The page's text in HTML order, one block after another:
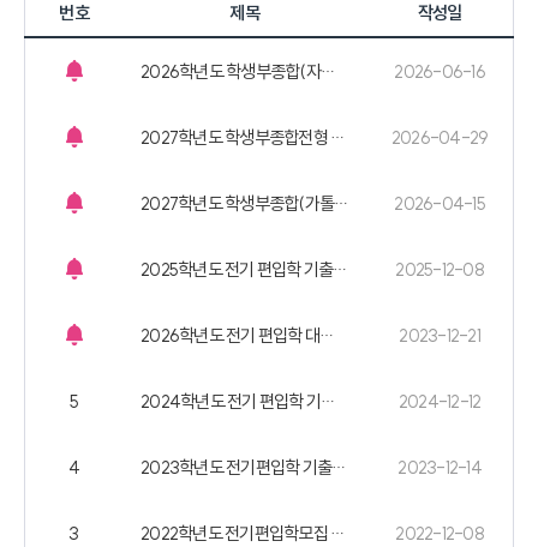
번호 제목 작성일
2026학년도 학생부종합(자기추천전형) 비대면 면접 기출 문항 2026-06-16
2027학년도 학생부종합전형 학교생활기록부 대체 서식(선택서류) 2026-04-29
2027학년도 학생부종합(가톨릭지도자추천전형) 추천서 양식 2026-04-15
2025학년도 전기 편입학 기출 문제 2025-12-08
2026학년도 전기 편입학 대체양식 첨부(수료예정확인서) 2023-12-21
5 2024학년도 전기 편입학 기출 문제 2024-12-12
4 2023학년도 전기편입학 기출문제 2023-12-14
3 2022학년도 전기편입학모집 기출문제 2022-12-08